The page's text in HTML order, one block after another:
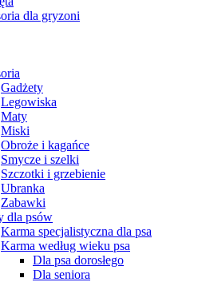
dla gryzoni
Gadżety
Legowiska
Maty
Miski
Obroże i kagańce
Smycze i szelki
Szczotki i grzebienie
Ubranka
Zabawki
dla psów
Karma specjalistyczna dla psa
Karma według wieku psa
Dla psa dorosłego
Dla seniora